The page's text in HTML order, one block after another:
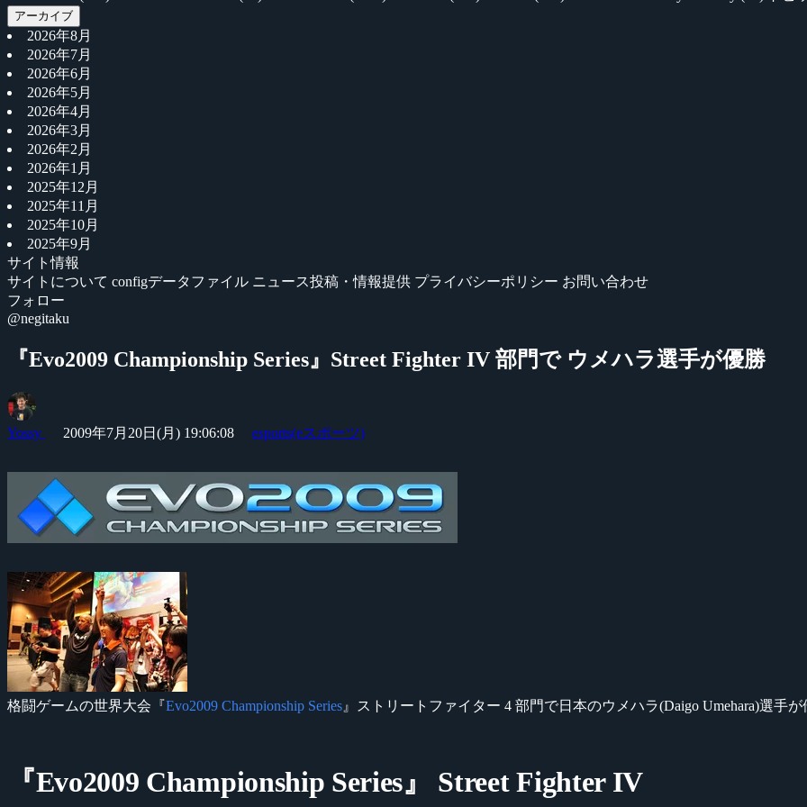
アーカイブ
2026年8月
2026年7月
2026年6月
2026年5月
2026年4月
2026年3月
2026年2月
2026年1月
2025年12月
2025年11月
2025年10月
2025年9月
サイト情報
サイトについて configデータファイル ニュース投稿・情報提供 プライバシーポリシー お問い合わせ
フォロー
@negitaku
『Evo2009 Championship Series』Street Fighter IV 部門で ウメハラ選手が優勝
Yossy 2009年7月20日(月) 19:06:08 esports(eスポーツ)
格闘ゲームの世界大会『Evo2009 Championship Series 』ストリートファイター 4 部門で日本のウメハラ(Daigo Umehara)選手が
『Evo2009 Championship Series』 Street Fighter IV